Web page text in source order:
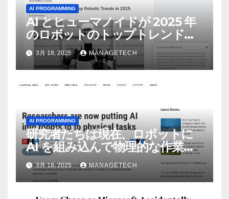
AI PROGRAMMING
AI とヒューマノイドが 2025 年
のロボットのトップトレンドに |
ASSEMBLY
3月 18, 2025 MANAGETECH
AI PROGRAMMING
研究者たちは現在、ロボットに
AI を組み込んで物理的な作業を
実行させている | ノーザン パブ
リック ラジオ: WNIJ および
WNIU
3月 18, 2025 MANAGETECH